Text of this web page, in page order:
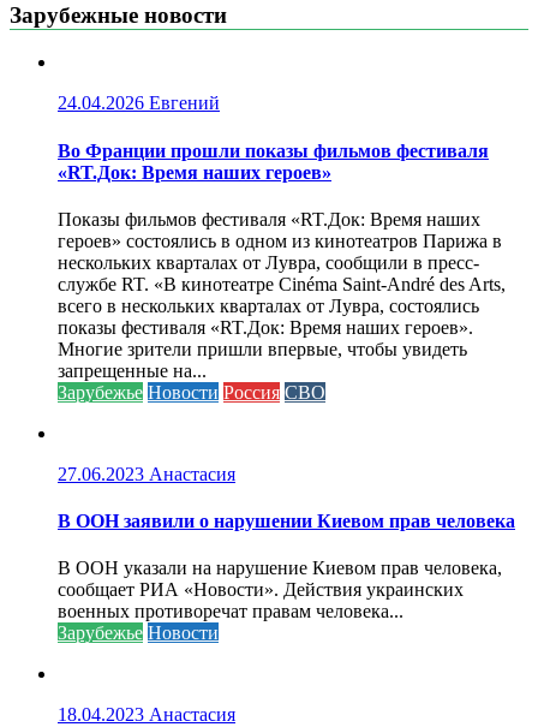
Зарубежные новости
24.04.2026 Евгений
Во Франции прошли показы фильмов фестиваля
«RT.Док: Время наших героев»
Показы фильмов фестиваля «RT.Док: Время наших
героев» состоялись в одном из кинотеатров Парижа в
нескольких кварталах от Лувра, сообщили в пресс-
службе RT. «В кинотеатре Cinéma Saint-André des Arts,
всего в нескольких кварталах от Лувра, состоялись
показы фестиваля «RT.Док: Время наших героев».
Многие зрители пришли впервые, чтобы увидеть
запрещенные на...
Зарубежье Новости Россия СВО
27.06.2023 Анастасия
В ООН заявили о нарушении Киевом прав человека
В ООН указали на нарушение Киевом прав человека,
сообщает РИА «Новости». Действия украинских
военных противоречат правам человека...
Зарубежье Новости
18.04.2023 Анастасия